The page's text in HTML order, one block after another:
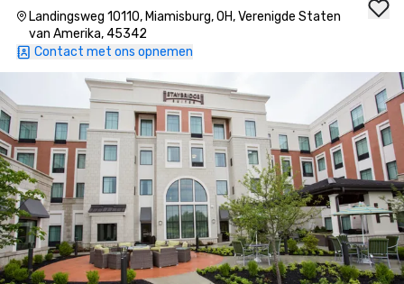
Landingsweg 10110, Miamisburg, OH, Verenigde Staten
van Amerika, 45342
Contact met ons opnemen